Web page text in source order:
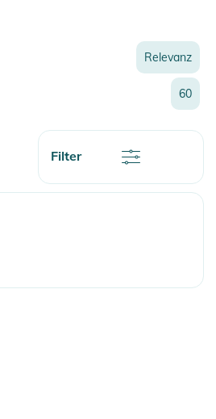
Relevanz
Relevanz
Neueste
Preis
Rabatt
Name
Name
60
Filter